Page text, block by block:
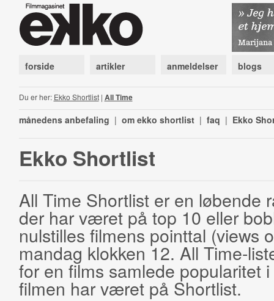
forside artikler anmeldelser blogs
Du er her: Ekko Shortlist| All Time
månedens anbefaling | om ekko shortlist | faq | Ekko
Ekko Shortlist
All Time Shortlist er en løbende
der har været på top 10 eller
nulstilles filmens pointtal (views
mandag klokken 12. All Time-
for en films samlede popularitet
filmen har været på Shortlist.